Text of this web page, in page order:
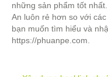
những sản phẩm tốt
An luôn rẻ hơn so với
bạn muốn tìm hiểu và
https://phuanpe.com.